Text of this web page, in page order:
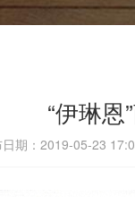
“伊琳恩
期：2019-05-23